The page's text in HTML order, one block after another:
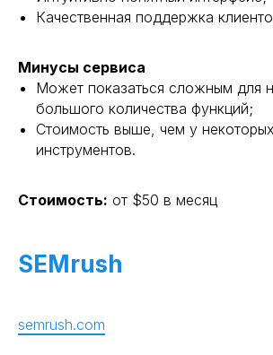
Качественная поддержка
Минусы сервиса
Может показаться сложным для
большого количества функций;
Стоимость выше, чем у
инструментов.
Стоимость: от $50 в месяц
SEMrush
semrush.com